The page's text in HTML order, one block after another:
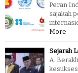
Peran
sajakah
More
Sejarah
A.